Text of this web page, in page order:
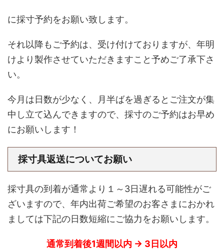
に採寸予約をお願い致します。
それ以降もご予約は、受け付けておりますが、年明
けより製作させていただきますこと予めご了承下さ
い。
今月は日数が少なく、月半ばを過ぎるとご注文が集
中し立て込んできますので、採寸のご予約はお早め
にお願いします！
採寸具返送についてお願い
採寸具の到着が通常より１～3日遅れる可能性がご
ざいますので、年内出荷ご希望のお客さまにおかれ
ましては下記の日数短縮にご協力をお願いします。
通常到着後1週間以内 → 3日以内